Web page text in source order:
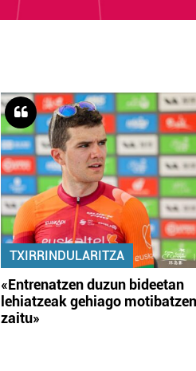
TXIRRINDULARITZA
«Entrenatzen duzun bideetan
lehiatzeak gehiago motibatzen
zaitu»